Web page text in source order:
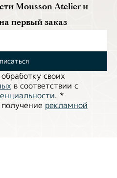
Mousson Atelier и
первый заказ
своих
в соответствии с
. *
рекламной